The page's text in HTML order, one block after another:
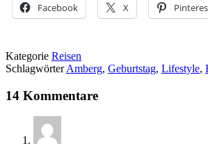
Facebook X
Kategorie Reisen
SchlagwörterAmberg, Geburtstag, Lifestyle,
14 Kommentare